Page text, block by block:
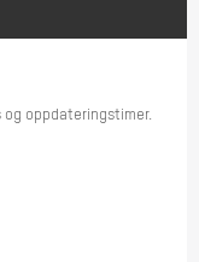
og oppdateringstimer.